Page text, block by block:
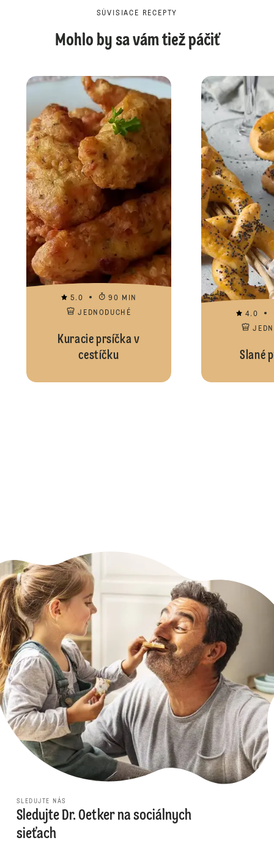
SÚVISIACE RECEPTY
Mohlo by sa vám tiež páčiť
5.0
90 MIN
JEDNODUCHÉ
Kuracie prsíčka v
cestíčku
4.0
Slané
SLEDUJTE NÁS
Sledujte Dr. Oetker na sociálnych
sieťach